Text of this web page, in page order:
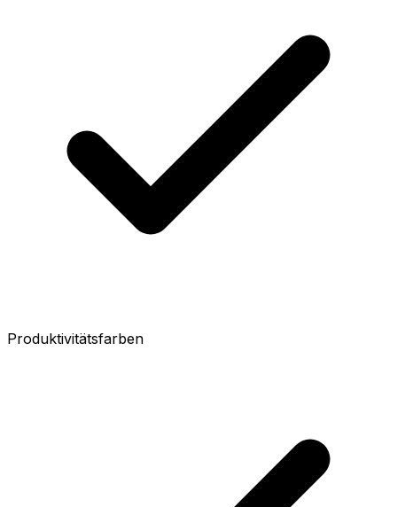
Produktivitätsfarben